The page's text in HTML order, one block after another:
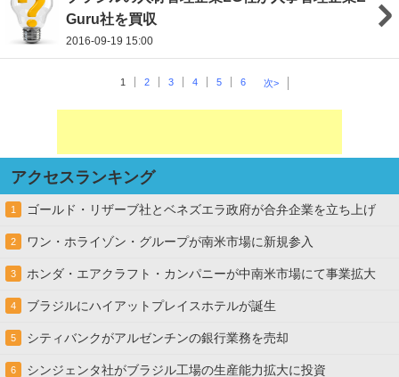
Guru社を買収
2016-09-19 15:00
1 2 3 4 5 6 次>
アクセスランキング
1 ゴールド・リザーブ社とベネズエラ政府が合弁企業を立ち上げ
2 ワン・ホライゾン・グループが南米市場に新規参入
3 ホンダ・エアクラフト・カンパニーが中南米市場にて事業拡大
4 ブラジルにハイアットプレイスホテルが誕生
5 シティバンクがアルゼンチンの銀行業務を売却
6 シンジェンタ社がブラジル工場の生産能力拡大に投資